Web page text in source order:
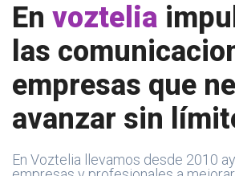
En voztelia
las
empresas que
avanzar sin
En Voztelia llevamos desde 2010